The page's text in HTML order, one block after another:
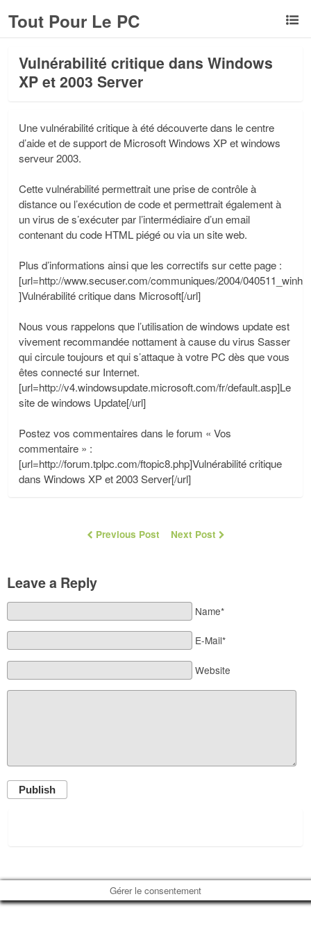
Tout Pour Le PC
Vulnérabilité critique dans Windows
XP et 2003 Server
Une vulnérabilité critique à été découverte dans le centre
d’aide et de support de Microsoft Windows XP et windows
serveur 2003.
Cette vulnérabilité permettrait une prise de contrôle à
distance ou l’exécution de code et permettrait également à
un virus de s’exécuter par l’intermédiaire d’un email
contenant du code HTML piégé ou via un site web.
Plus d’informations ainsi que les correctifs sur cette page :
[url=http://www.secuser.com/communiques/2004/
]Vulnérabilité critique dans Microsoft[/url]
Nous vous rappelons que l’utilisation de windows update est
vivement recommandée nottament à cause du virus Sasser
qui circule toujours et qui s’attaque à votre PC dès que vous
êtes connecté sur Internet.
[url=http://v4.windowsupdate.microsoft.com/fr/default.asp]Le
site de windows Update[/url]
Postez vos commentaires dans le forum « Vos
commentaire » :
[url=http://forum.tplpc.com/ftopic8.php]Vulnérabilité critique
dans Windows XP et 2003 Server[/url]
Previous Post Next Post
Leave a Reply
Name*
E-Mail*
Website
Publish
Gérer le consentement